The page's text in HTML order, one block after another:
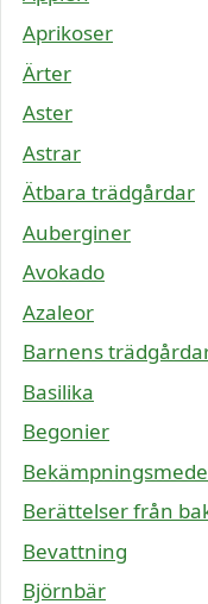
Aprikoser
Ärter
Aster
Astrar
Ätbara trädgårdar
Auberginer
Avokado
Azaleor
Barnens
Basilika
Begonier
Berättelser från
Bevattning
Björnbär